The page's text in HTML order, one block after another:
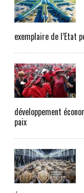
exemplaire de l’Etat
développement
paix